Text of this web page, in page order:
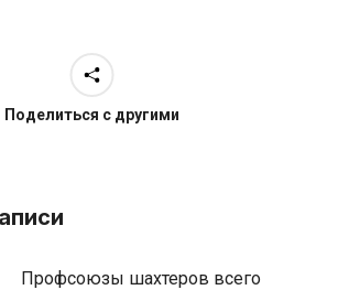
Поделиться с другими
Профсоюзы шахтеров всего